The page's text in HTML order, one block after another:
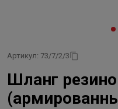
Артикул: 73/7/2/3
Шланг